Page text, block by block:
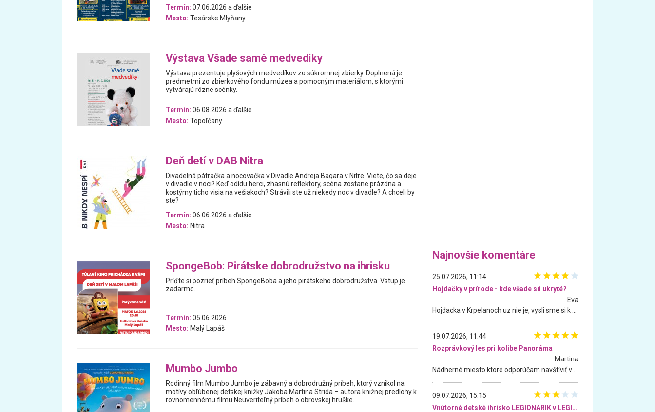
Termín: 07.06.2026 a ďalšie
Mesto: Tesárske Mlyňany
Výstava Všade samé medvedíky
Výstava prezentuje plyšových medvedíkov zo súkromnej zbierky. Doplnená je
predmetmi zo zbierkového fondu múzea a pomocným materiálom, s ktorými
vytvárajú rôzne scénky.
Termín: 06.08.2026 a ďalšie
Mesto: Topoľčany
Deň detí v DAB Nitra
Divadelná pátračka a nocovačka v Divadle Andreja Bagara v Nitre. Viete, čo sa deje
v divadle v noci? Keď odídu herci, zhasnú reflektory, scéna zostane prázdna a
kostýmy ticho visia na vešiakoch? Strávili ste už niekedy noc v divadle? A chceli by
ste?
Termín: 06.06.2026 a ďalšie
Mesto: Nitra
SpongeBob: Pirátske dobrodružstvo na ihrisku
Príďte si pozrieť príbeh SpongeBoba a jeho pirátskeho dobrodružstva. Vstup je
zadarmo.
Termín: 05.06.2026
Mesto: Malý Lapáš
Mumbo Jumbo
Rodinný film Mumbo Jumbo je zábavný a dobrodružný príbeh, ktorý vznikol na
motívy obľúbenej detskej knižky Jakoba Martina Strida – autora knižnej predlohy k
rovnomennému filmu Neuveriteľný príbeh o obrovskej hruške.
Najnovšie komentáre
25.07.2026, 11:14
Hojdačky v prírode - kde všade sú ukryté?
Eva
19.07.2026, 11:44
Rozprávkový les pri kolibe Panoráma
Martina
09.07.2026, 15:15
Vnútorné detské ihrisko LEGIONARIK v LEGIA Fitness